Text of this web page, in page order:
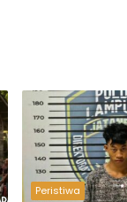
Peristiwa